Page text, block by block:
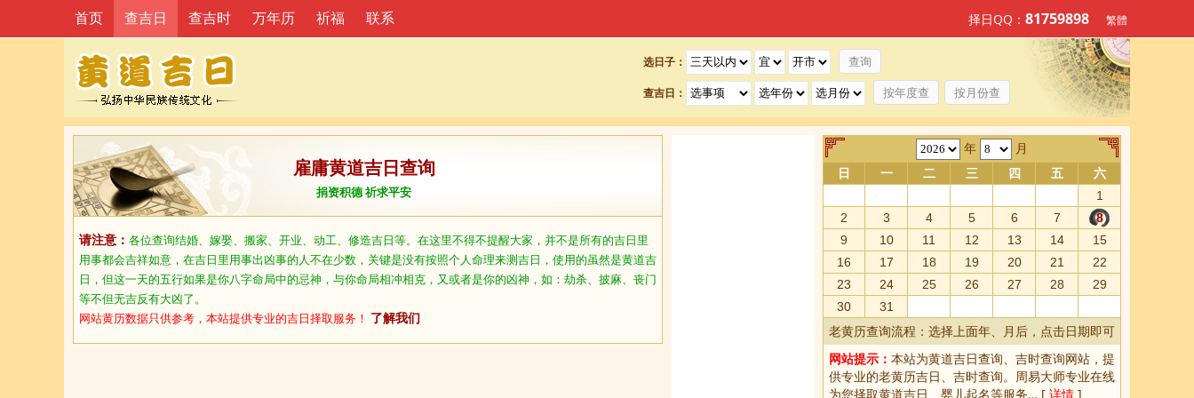
选日子：
查吉日： 按年度查 按月份查
首页 查吉日 查吉时 万年历 祈福 联系 择日QQ： 81759898 繁體
雇庸黄道吉日查询
捐资积德 祈求平安
请注意： 各位查询结婚、嫁娶、搬家、开业、动工、修造吉日等。在这里不得不提醒大家，并不是所有的吉日里
用事都会吉祥如意，在吉日里用事出凶事的人不在少数，关键是没有按照个人命理来测吉日，使用的虽然是黄道吉
日，但这一天的五行如果是你八字命局中的忌神，与你命局相冲相克，又或者是你的凶神，如：劫杀、披麻、丧门
等不但无吉反有大凶了。
网站黄历数据只供参考，本站提供专业的吉日择取服务！ 了解我们
年 月
日 一 二 三 四 五
六
1
2
3 4 5 6 7
8
9
10 11 12 13 14
15
16
17 18 19 20 21
22
23
24 25 26 27 28
29
30
31
老黄历查询流程：选择上面年、月后，点击日期即可
网站提示： 本站为黄道吉日查询、 吉时查询网站，提
供专业的老黄历吉日、吉时查询。周易大师专业在线
为您择取黄道吉日 、婴儿起名等服务… [ 详情 ]